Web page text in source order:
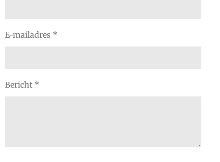
E-mailadres *
Bericht *